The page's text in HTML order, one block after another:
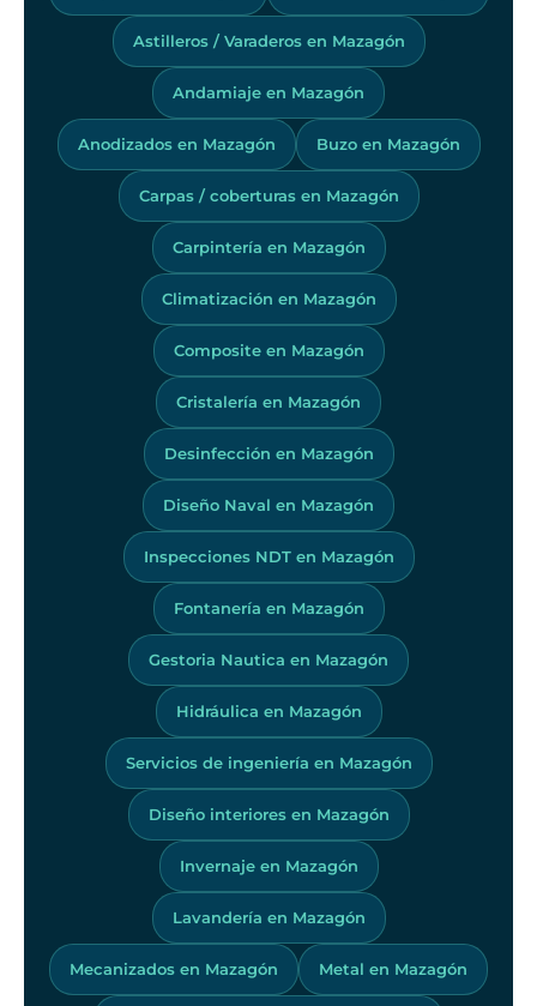
Astilleros / Varaderos en Mazagón
Andamiaje en Mazagón
Anodizados en Mazagón Buzo en Mazagón
Carpas / coberturas en Mazagón
Carpintería en Mazagón
Climatización en Mazagón
Composite en Mazagón
Cristalería en Mazagón
Desinfección en Mazagón
Diseño Naval en Mazagón
Inspecciones NDT en Mazagón
Fontanería en Mazagón
Gestoria Nautica en Mazagón
Hidráulica en Mazagón
Servicios de ingeniería en Mazagón
Diseño interiores en Mazagón
Invernaje en Mazagón
Lavandería en Mazagón
Mecanizados en Mazagón Metal en Mazagón